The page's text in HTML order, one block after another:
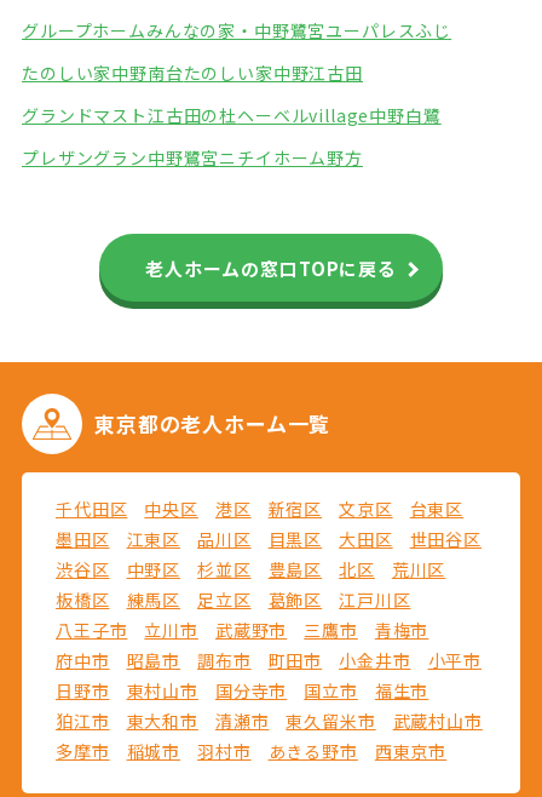
グループホームみんなの家・中野鷺宮ユーパレスふじ
たのしい家中野南台たのしい家中野江古田
グランドマスト江古田の杜ヘーベルvillage中野白鷺
プレザングラン中野鷺宮ニチイホーム野方
老人ホームの窓口TOPに戻る
東京都の老人ホーム一覧
千代田区 中央区 港区 新宿区 文京区
台東区
墨田区
江東区 品川区 目黒区 大田区
世田谷区
渋谷区
中野区 杉並区 豊島区 北区
荒川区
板橋区
練馬区 足立区 葛飾区
江戸川区
八王子市
立川市 武蔵野市 三鷹市
青梅市
府中市
昭島市 調布市 町田市 小金井市
小平市
日野市
東村山市 国分寺市 国立市
福生市
狛江市
東大和市 清瀬市 東久留米市
武蔵村山市
多摩市
稲城市 羽村市 あきる野市 西東京市